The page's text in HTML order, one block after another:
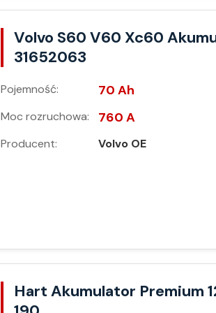
Volvo S60 V60 Xc60
31652063
Pojemność: 70 Ah
Moc rozruchowa: 760 A
Producent: Volvo OE
Hart Akumulator Premium